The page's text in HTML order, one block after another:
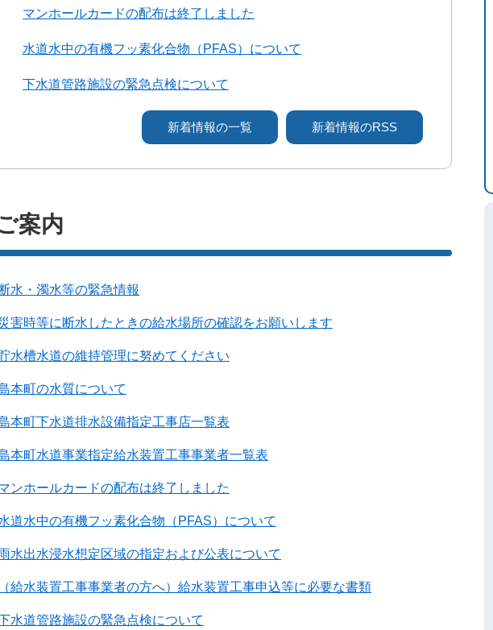
マンホールカードの配布は終了しました
水道水中の有機フッ素化合物（PFAS）について
下水道管路施設の緊急点検について
新着情報の一覧 新着情報のRSS
案内
断水・濁水等の緊急情報
害時等に断水したときの給水場所の確認をお願いします
水槽水道の維持管理に努めてください
本町の水質について
本町下水道排水設備指定工事店一覧表
本町水道事業指定給水装置工事事業者一覧表
ンホールカードの配布は終了しました
道水中の有機フッ素化合物（PFAS）について
水出水浸水想定区域の指定および公表について
（給水装置工事事業者の方へ）給水装置工事申込等に必要な書類
水道管路施設の緊急点検について